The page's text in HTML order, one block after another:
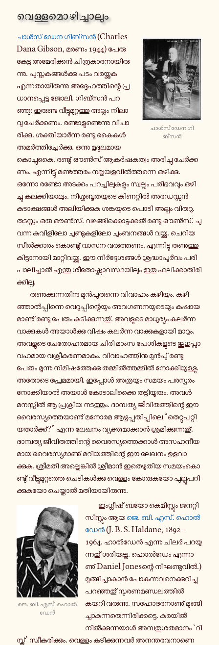
വെ​ള്ള​മൊ​ഴി​ച്ചാ​ലും
ചാൾസ് ഡേന ഗി​
ബ്സൻ
ചാൾസ് ഡേന ഗി​ബ്സൻ(Charles
Dana Gibson, മരണം 1944) പേ​രു​
കേ​ട്ട അമേ​രി​ക്കൻ ചി​ത്ര​കാ​ര​നാ​യി​രു​
ന്നു. പു​സ്ത​ക​ങ്ങൾ​ക്കു പടം വര​യ്ക്കുക
എന്ന​താ​യി​രു​ന്നു അദ്ദേ​ഹ​ത്തി​ന്റെ പ്ര​
ധാ​ന​പ്പെ​ട്ട ജോലി. ഗി​ബ്സൻ പറ​
ഞ്ഞു: ഇരു​ണ്ട വീ​ട്ടു​മു​റ്റ​ത്തു അല്പം നി​ലാ​
വു ചേർ​ക്ക​ണം. രണ്ടാ​ളു​ണ്ടെ​ന്നു വി​ചാ​
രി​ക്കു. ശക്തി​യാർ​ന്ന രണ്ടു കൈകൾ
അമർ​ത്തി​ച്ചേർ​ക്കു. ഒന്നു മൃ​ദു​ല​മായ
കൊ​ച്ചു​കൈ. രണ്ടു് ഔൺസ് ആകർ​ഷ​ക​ത്വം അരി​ച്ചു ചേർ​ക്ക​
ണം. എന്നി​ട്ടു് മണ്ട​ത്ത​രം നല്ല​യ​ള​വിൽ​ത്ത​ന്നെ ഒഴി​ക്കു.
ഒന്നോ രണ്ടോ അട​ക്കം പറ​ച്ചി​ലു​ക​ളും സ്വ​ല്പം പരി​ഭ​വ​വും ഒഴി​
ച്ചു കല​ക്കി​യാ​ലും. നി​ശ്ശ​ബ്ദ​ത​യു​ടെ കി​ണ​റ്റിൽ അര​ഡ​സ്സൻ
കടാ​ക്ഷ​ങ്ങൾ അലി​യി​ക്കുക ശങ്ക​യു​ടെ പൊടി അല്പം വിതറു.
തട​സ്സം ഒരു ഔൺസ്. വഴ​ങ്ങി​ക്കൊ​ടു​ക്കൽ രണ്ടു ഔൺസ്. ചു​
വ​ന്ന കവി​ളി​ലോ ചു​ണ്ടു​ക​ളി​ലോ ചും​ബ​ന​ങ്ങൾ വയ്ക്കു. ചെറിയ
സീൽ​ക്കാ​രം കൊ​ണ്ടു് വാസന വരു​ത്ത​ണം. എന്നി​ട്ടു തണു​ത്തു
കി​ട്ടാ​നാ​യി മാ​റ്റി​വ​യ്ക്കു. ഈ നിർ​ദ്ദേ​ശ​ങ്ങൾ ശ്ര​ദ്ധാ​പൂർ​വം പരി​
പാ​ലി​ച്ചാൽ എന്തു ശീ​തോ​ഷ്ണാ​വ​സ്ഥ​യി​ലും ഇതു ഫലി​ക്കാ​തി​രി​
ക്കി​ല്ല.
തണു​ക്കു​ന്ന​തി​നു മുൻ​പു​ത​ന്നെ വി​വാ​ഹം കഴി​യും. കഴി​
ഞ്ഞാൽ​പ്പി​ന്നെ വെ​റു​പ്പി​ന്റെ​യും അവ​ഗ​ണ​ന​യു​ടെ​യും കഷാ​യ​
മാ​ണു് രണ്ടു പേരും കു​ടി​ക്കു​ന്ന​തു്. അവ​ളു​ടെ മാ​ധു​ര്യം കലർ​ന്ന
വാ​ക്കു​കൾ അയാൾ​ക്കു വിഷം കലർ​ന്ന വാ​ക്കു​ക​ളാ​യി മാറും.
അവ​ളു​ടെ ചേ​തോ​ഹ​ര​മായ ചിരി മാംസ പേ​ശി​ക​ളു​ടെ ജു​ഗു​പ്സാ​
വ​ഹ​മായ വക്രീ​ക​ര​ണ​മാ​കും. വി​വാ​ഹ​ത്തി​നു മുൻ​പു് രണ്ടു
പേരും മൂ​ന്നു നി​മി​ഷ​ത്തേ​ക്കു തമ്മിൽ​ത്ത​മ്മിൽ നോ​ക്കി​യു​ള്ളു.
അതോടെ പ്രേ​മ​മാ​യി. ഇപ്പോൾ അത്ര​യും സമയം പര​സ്പ​രം
നോ​ക്കി​യാൽ അയാൾ കോ​ടാ​ലി​ക്കൈ തട്ടി​യൂ​രും. അവൾ
മന​സ്സിൽ ആ പ്ര​ക്രിയ നട​ത്തും. ദാ​മ്പ​ത്യ ജീ​വി​ത​ത്തി​ന്റെ ഈ
വൈ​ര​സ്യ​ത്തെ​യാ​ണു് മനോരമ ആഴ്ച​പ്പ​തി​പ്പി​ലെ “തെ​റ്റു​പ​റ്റി​
യ​താർ​ക്ക്?” എന്ന ലേഖനം വ്യ​ക്ത​മാ​ക്കാൻ ശ്ര​മി​ക്കു​ന്ന​തു്.
ദാ​മ്പ​ത്യ ജീ​വി​ത​ത്തി​ന്റെ വൈ​ര​സ്യ​ത്തെ​ക്കാൾ അസ​ഹ​നീ​യ​
മായ വൈ​ര​സ്യ​മാ​ണു് മറി​യ​ത്തി​ന്റെ ഈ ലേഖനം ഉള​വാ​
ക്കുക. ശ്രീ​മ​തി അല്ലെ​ങ്കിൽ ശ്രീ​മാൻ ഇതെ​ഴു​തിയ സമ​യം​കൊ​
ണ്ടു് വീ​ട്ടു​മു​റ്റ​ത്തെ ചെ​ടി​കൾ​ക്കു വെ​ള്ളം കോ​രു​ക​യോ പു​ല്ലു​പ​റി​
ക്കു​ക​യോ ചെ​യ്താൽ മതി​യാ​യി​രു​ന്നു.
ജെ. ബി. എസ്. ഹൊൽ​
ഡേൻ
ഇം​ഗ്ലീ​ഷ് ബയോ കെ​മി​സ്റ്റും ജന​റ്റി​
സി​സ്റ്റും ആയ ജെ. ബി. എസ്. ഹൊൽ​
ഡേൻ(J. B. S. Haldane, 1892–
1964. ഹാൽ​ഡേൻ എന്നു ചിലർ പറ​യു​
ന്ന​തു് ശരി​യ​ല്ല. ഹൊൽ​ഡേം എന്നാ​
ണു് Daniel Jonesന്റെ നി​ഘ​ണ്ടു​വിൽ.)
മു​ങ്ങി​ച്ചാ​കാൻ പോ​കു​ന്ന​വ​നെ​ക്കു​റി​ച്ചു
പറ​ഞ്ഞ​തു് സ്മ​ര​ണ​മ​ണ്ഡ​ല​ത്തിൽ
കയറി വരു​ന്നു. സഹോ​ദ​ര​നാ​ണു് മു​ങ്ങി​
ച്ചാ​കു​ന്ന​തെ​ന്നി​രി​ക്ക​ട്ടെ. കരയിൽ
നിൽ​ക്കു​ന്ന​യാൾ അമ്പ​തു​ശ​ത​മാ​നം ‘റി​
സ്ക്’ സ്വീ​ക​രി​ക്കും. വെ​ള്ളം കു​ടി​ക്കു​ന്ന​വർ അന​ന്ത​ര​വ​നാ​ണെ​